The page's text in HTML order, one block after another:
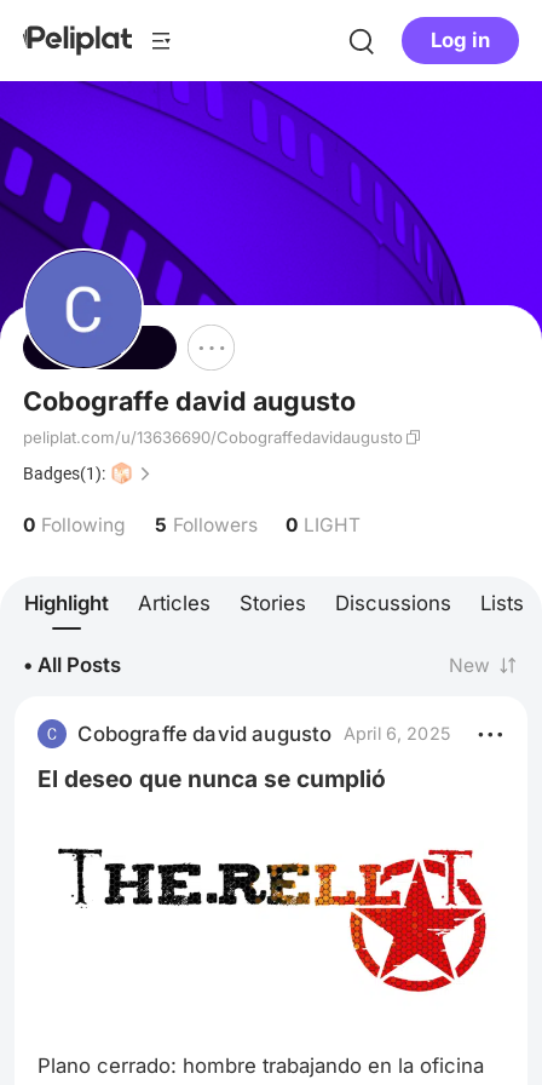
Log in
Follow
Cobograffe david augusto
peliplat.com/u/13636690/Cobograffedavidaugusto
Badges(1):
0 Following 5 Followers 0 LIGHT
Highlight Articles Stories Discussions Lists
• All Posts New
Cobograffe david augusto April 6, 2025
El deseo que nunca se cumplió
Plano cerrado: hombre trabajando en la oficina